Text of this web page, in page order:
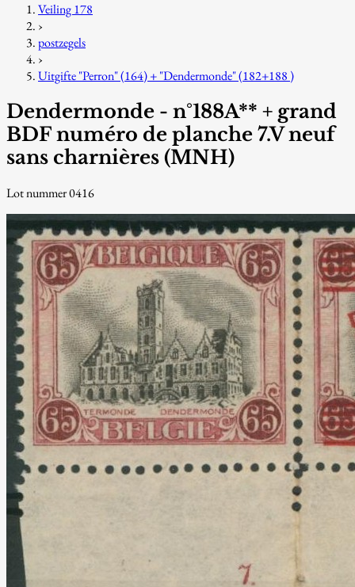
Veiling 178
›
postzegels
›
Uitgifte "Perron" (164) + "Dendermonde" (182+188 )
Dendermonde - n°188A** + grand
BDF numéro de planche 7.V neuf
sans charnières (MNH)
Lot nummer 0416